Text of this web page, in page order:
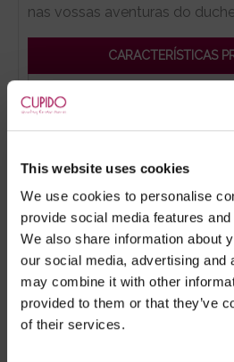
This website uses cookies
We use cookies to personalise
provide social media features
We also share information about
our social media, advertising and
may combine it with other
provided to them or that they’ve
of their services.
nas vossas aventuras do
CARACTERÍSTICAS
Fácil de colocar;
OUTRAS
Prova de água: Sim 100%
Látex: Não
Ftalatos: Não
Inclui bolsa de cetim para